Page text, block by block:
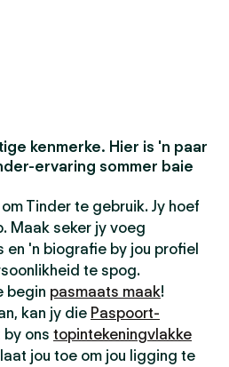
kenmerke. Hier is 'n paar
ervaring sommer baie
Tinder te gebruik. Jy hoef
Maak seker jy voeg
'n biografie by jou profiel
te spog.
begin pasmaats maak!
kan jy die Paspoort-
ons topintekeningvlakke
jou toe om jou ligging te